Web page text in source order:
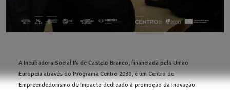
A Incubadora Social IN de Castelo Branco, financiada pela União
Europeia através do Programa Centro 2030, é um Centro de
Empreendedorismo de Impacto dedicado à promoção da inovação